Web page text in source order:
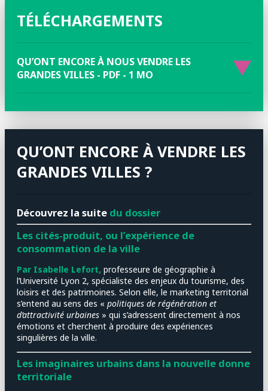
TÉLÉCHARGEMENTS
QU’ONT ENCORE À NOUS VENDRE LES
GRANDES VILLES - PDF - 1 MO
QU’ONT ENCORE À VENDRE LES
GRANDES VILLES ?
Découvrez la suite du dossier
Les cités-produit, ou l’expérience de
consommation de la ville
Par Isabelle Lefort, professeure de géographie à
l’Université Lyon 2, spécialiste des enjeux du tourisme, des
loisirs et des patrimoines. Selon elle, le marketing territorial
s’entend au sens des « politiques de régénération et
d’attractivité urbaines » qui s’adressent directement à nos
émotions et cherchent à produire des expériences
singulières de la ville.
Les imaginaires urbains dans la nouvelle donne
territoriale